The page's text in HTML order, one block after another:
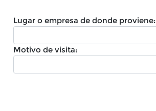
Lugar o empresa de donde proviene:
Motivo de visita: